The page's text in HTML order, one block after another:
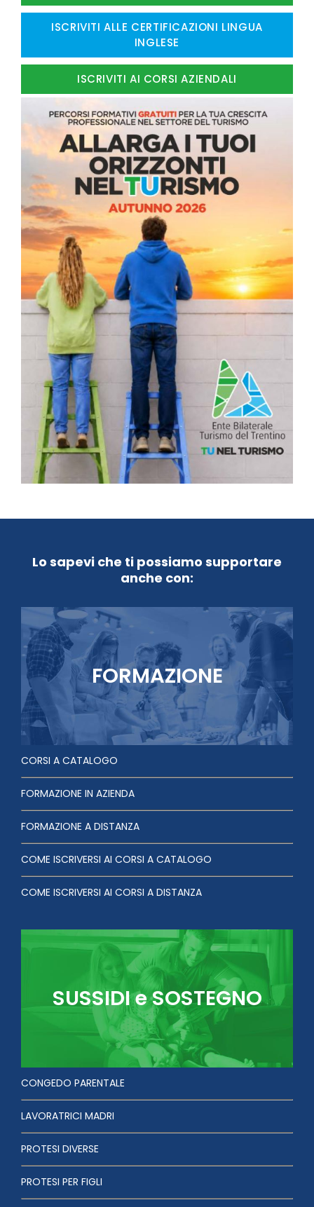
ISCRIVITI ALLE CERTIFICAZIONI LINGUA
INGLESE
ISCRIVITI AI CORSI AZIENDALI
Lo sapevi che ti possiamo supportare
anche con:
FORMAZIONE
CORSI A CATALOGO
FORMAZIONE IN AZIENDA
FORMAZIONE A DISTANZA
COME ISCRIVERSI AI CORSI A CATALOGO
COME ISCRIVERSI AI CORSI A DISTANZA
SUSSIDI e SOSTEGNO
CONGEDO PARENTALE
LAVORATRICI MADRI
PROTESI DIVERSE
PROTESI PER FIGLI